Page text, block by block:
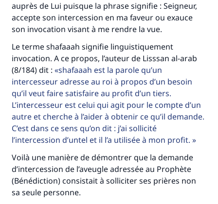
auprès de Lui puisque la phrase signifie : Seigneur,
accepte son intercession en ma faveur ou exauce
son invocation visant à me rendre la vue.
Le terme shafaaah signifie linguistiquement
invocation. A ce propos, l’auteur de Lisssan al-arab
(8/184) dit : shafaaah est la parole qu’un
intercesseur adresse au roi à propos d’un besoin
qu’il veut faire satisfaire au profit d’un tiers.
L’intercesseur est celui qui agit pour le compte d’un
autre et cherche à l’aider à obtenir ce qu’il demande.
C’est dans ce sens qu’on dit : j’ai sollicité
l’intercession d’untel et il l’a utilisée à mon profit.
Voilà une manière de démontrer que la demande
d’intercession de l’aveugle adressée au Prophète
(Bénédiction) consistait à solliciter ses prières non
sa seule personne.